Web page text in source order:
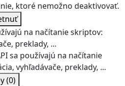
ktoré nemožno deaktivovať.
na načítanie skriptov:
preklady, ...
sa používajú na načítanie
vyhľadávače, preklady, ...
(0)